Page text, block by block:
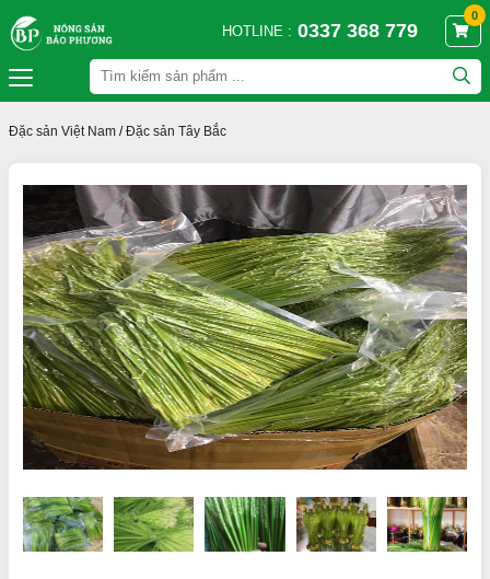
HOTLINE : 0337 368 779
0
Đặc sản Việt Nam /Đặc sản Tây Bắc